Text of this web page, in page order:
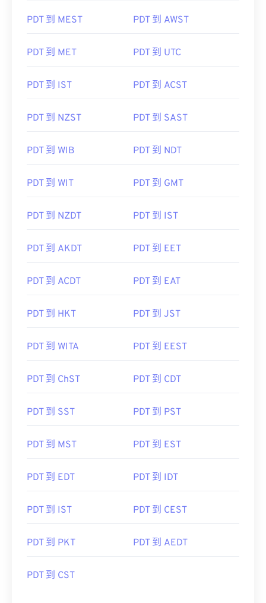
PDT 到 MEST PDT 到 AWST
PDT 到 MET PDT 到 UTC
PDT 到 IST PDT 到 ACST
PDT 到 NZST PDT 到 SAST
PDT 到 WIB PDT 到 NDT
PDT 到 WIT PDT 到 GMT
PDT 到 NZDT PDT 到 IST
PDT 到 AKDT PDT 到 EET
PDT 到 ACDT PDT 到 EAT
PDT 到 HKT PDT 到 JST
PDT 到 WITA PDT 到 EEST
PDT 到 ChST PDT 到 CDT
PDT 到 SST PDT 到 PST
PDT 到 MST PDT 到 EST
PDT 到 EDT PDT 到 IDT
PDT 到 IST PDT 到 CEST
PDT 到 PKT PDT 到 AEDT
PDT 到 CST